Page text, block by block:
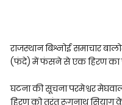
राजस्थान बिश्नोई समाचार
(फंदे) में फंसने से एक हिरण का
घटना की सूचना परमेश्वर
हिरण को तुरंत रूगनाथ सियाग